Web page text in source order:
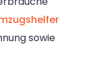
sowie